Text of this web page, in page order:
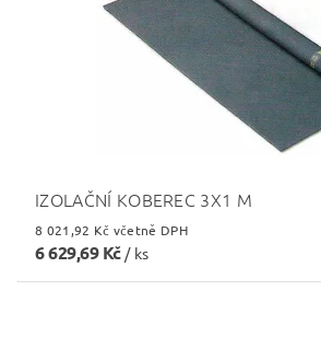
IZOLAČNÍ KOBEREC 3X1 M
8 021,92 Kč včetně DPH
6 629,69 Kč/ ks